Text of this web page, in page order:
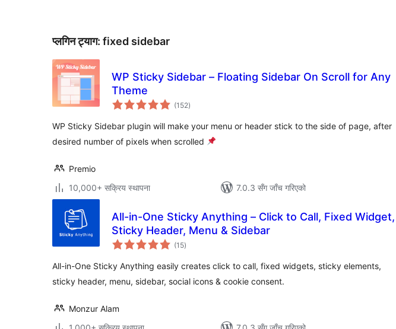
प्लगिन ट्याग: fixed sidebar
WP Sticky Sidebar – Floating Sidebar On Scroll for Any
Theme
(152कुल
रेटिङ्गहरू
)
WP Sticky Sidebar plugin will make your menu or header stick to the side of page, after
desired number of pixels when scrolled
Premio
10,000+ सक्रिय स्थापना
7.0.3 सँग जाँच गरिएको
All-in-One Sticky Anything – Click to Call, Fixed Widget,
Sticky Header, Menu & Sidebar
(15कुल
रेटिङ्गहरू
)
All-in-One Sticky Anything easily creates click to call, fixed widgets, sticky elements,
sticky header, menu, sidebar, social icons & cookie consent.
Monzur Alam